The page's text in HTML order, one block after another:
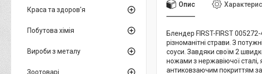
Опис
Блендер FIRST-FIRST
різноманітні страви. З
соуси. Завдяки своїм 2
ножами з нержавіючої сталі,
антиковзаючим покриттям
Краса та здоров'я
Побутова хімія
Вироби з металу
Зоотоварі